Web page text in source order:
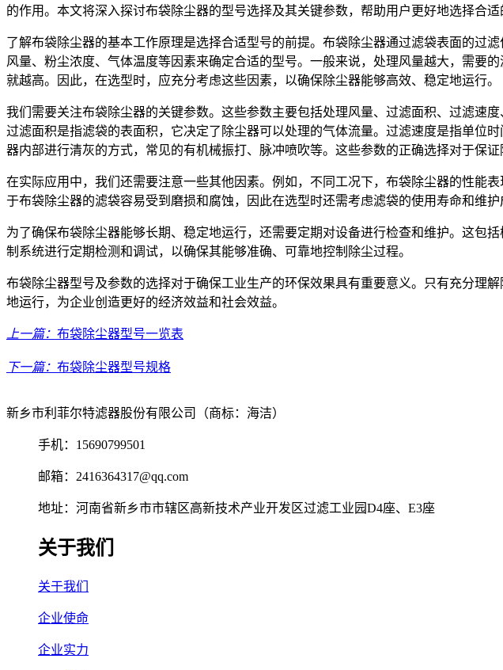
的作用。本文将深入探讨布袋除尘器的型号选择及其关键参数，帮助用户更好地选择合
了解布袋除尘器的基本工作原理是选择合适型号的前提。布袋除尘器通过滤袋表面的过
风量、粉尘浓度、气体温度等因素来确定合适的型号。一般来说，处理风量越大，需要
就越高。因此，在选型时，应充分考虑这些因素，以确保除尘器能够高效、稳定地运行。
我们需要关注布袋除尘器的关键参数。这些参数主要包括处理风量、过滤面积、过滤速
过滤面积是指滤袋的表面积，它决定了除尘器可以处理的气体流量。过滤速度是指单位
器内部进行清灰的方式，常见的有机械振打、脉冲喷吹等。这些参数的正确选择对于保证
在实际应用中，我们还需要注意一些其他因素。例如，不同工况下，布袋除尘器的性能
于布袋除尘器的滤袋容易受到磨损和腐蚀，因此在选型时还需考虑滤袋的使用寿命和维护
为了确保布袋除尘器能够长期、稳定地运行，还需要定期对设备进行检查和维护。这包
制系统进行定期检测和调试，以确保其能够准确、可靠地控制除尘过程。
布袋除尘器型号及参数的选择对于确保工业生产的环保效果具有重要意义。只有充分理
地运行，为企业创造更好的经济效益和社会效益。
上一篇： 布袋除尘器型号一览表
下一篇： 布袋除尘器型号规格
新乡市利菲尔特滤器股份有限公司（商标：海洁）
手机：15690799501
邮箱：2416364317@qq.com
地址：河南省新乡市市辖区高新技术产业开发区过滤工业园D4座、E3座
关于我们
关于我们
企业使命
企业实力